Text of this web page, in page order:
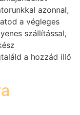
azonnal,
a végleges
szállítással,
a hozzád illő